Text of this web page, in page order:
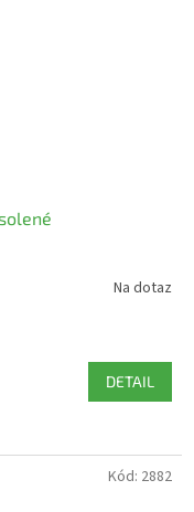
Na dotaz
DETAIL
Kód: 2882